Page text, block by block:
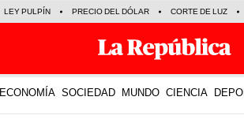
LEY PULPÍN PRECIO DEL DÓLAR CORTE DE LUZ
ECONOMÍA SOCIEDAD MUNDO CIENCIA